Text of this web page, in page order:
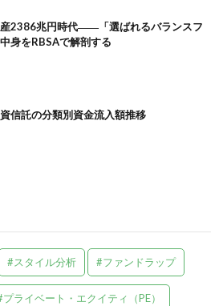
2386兆円時代――「選ばれるバランスフ
身をRBSAで解剖する
信託の分類別資金流入額推移
#スタイル分析 #ファンドラップ
プライベート・エクイティ（PE）